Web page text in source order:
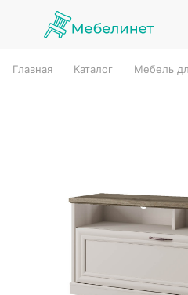
Главная Каталог Мебель